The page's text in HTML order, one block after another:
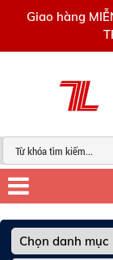
Giao hàng
0909445903